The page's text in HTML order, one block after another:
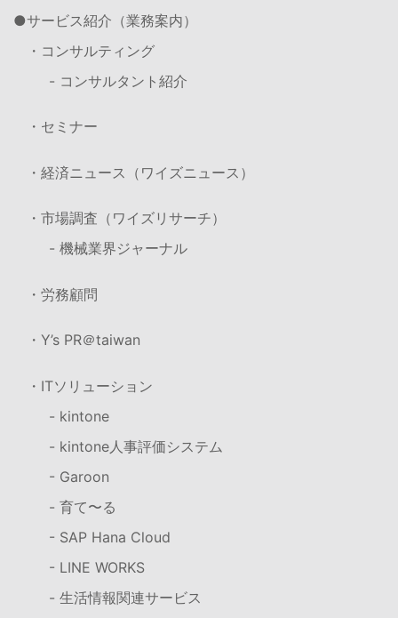
サービス紹介（業務案内）
・コンサルティング
- コンサルタント紹介
・セミナー
・経済ニュース（ワイズニュース）
・市場調査（ワイズリサーチ）
- 機械業界ジャーナル
・労務顧問
・Y’s PR＠taiwan
・ITソリューション
- kintone
- kintone人事評価システム
- Garoon
- 育て〜る
- SAP Hana Cloud
- LINE WORKS
- 生活情報関連サービス